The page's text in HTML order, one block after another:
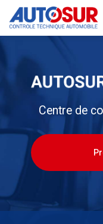
contenu
Centre de